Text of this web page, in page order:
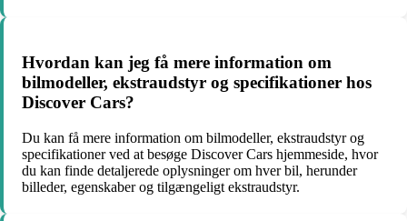
Hvordan kan jeg få mere information om
bilmodeller, ekstraudstyr og specifikationer hos
Discover Cars?
Du kan få mere information om bilmodeller, ekstraudstyr og
specifikationer ved at besøge Discover Cars hjemmeside, hvor
du kan finde detaljerede oplysninger om hver bil, herunder
billeder, egenskaber og tilgængeligt ekstraudstyr.